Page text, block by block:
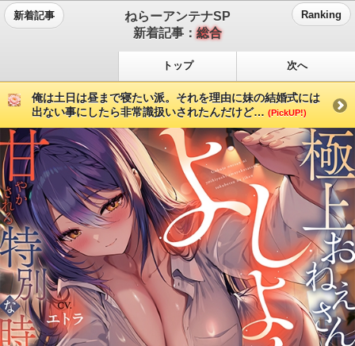
新着記事
ねらーアンテナSP
新着記事：総合
Ranking
トップ 次へ
俺は土日は昼まで寝たい派。それを理由に妹の結婚式には
出ない事にしたら非常識扱いされたんだけど… (PickUP!)